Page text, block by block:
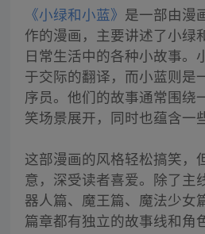
《小绿和小蓝》 是一部由漫
作的漫画，主要讲述了小绿
日常生活中的各种小故事。
于交际的翻译，而小蓝则是
序员。他们的故事通常围绕
笑场景展开，同时也蕴含一
这部漫画的风格轻松搞笑，
意，深受读者喜爱。除了主
器人篇、魔王篇、魔法少女
篇章都有独立的故事线和角